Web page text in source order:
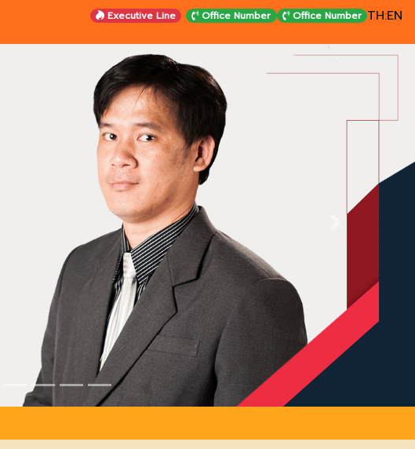
Executive Line Office Number Office Number TH:EN